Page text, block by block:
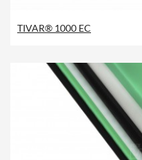
TIVAR® 1000 EC